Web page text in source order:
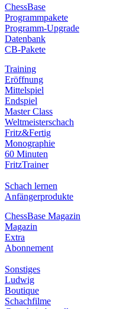
ChessBase
Programmpakete
Programm-Upgrade
Datenbank
CB-Pakete
Training
Eröffnung
Mittelspiel
Endspiel
Master Class
Weltmeisterschach
Fritz&Fertig
Monographie
60 Minuten
FritzTrainer
Schach lernen
Anfängerprodukte
ChessBase Magazin
Magazin
Extra
Abonnement
Sonstiges
Ludwig
Boutique
Schachfilme